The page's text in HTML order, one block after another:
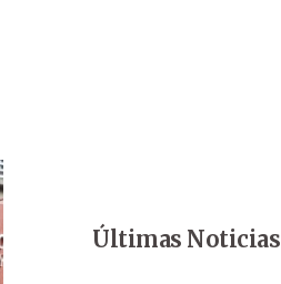
Últimas Noticias